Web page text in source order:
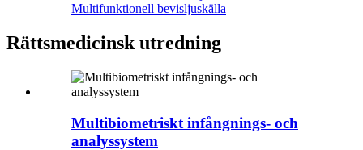
Multifunktionell bevisljuskälla
Rättsmedicinsk utredning
Multibiometriskt infångnings- och
analyssystem